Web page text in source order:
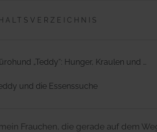
„Teddy“: Hunger, Kraulen und …
und die Essenssuche
Frauchen, die gerade auf dem